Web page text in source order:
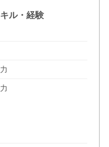
ル・経験